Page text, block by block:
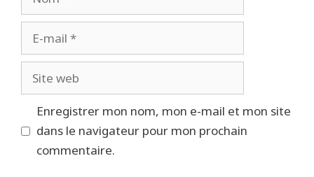
mail
Site
web
Enregistrer mon nom, mon e-mail et mon site
dans le navigateur pour mon prochain
commentaire.